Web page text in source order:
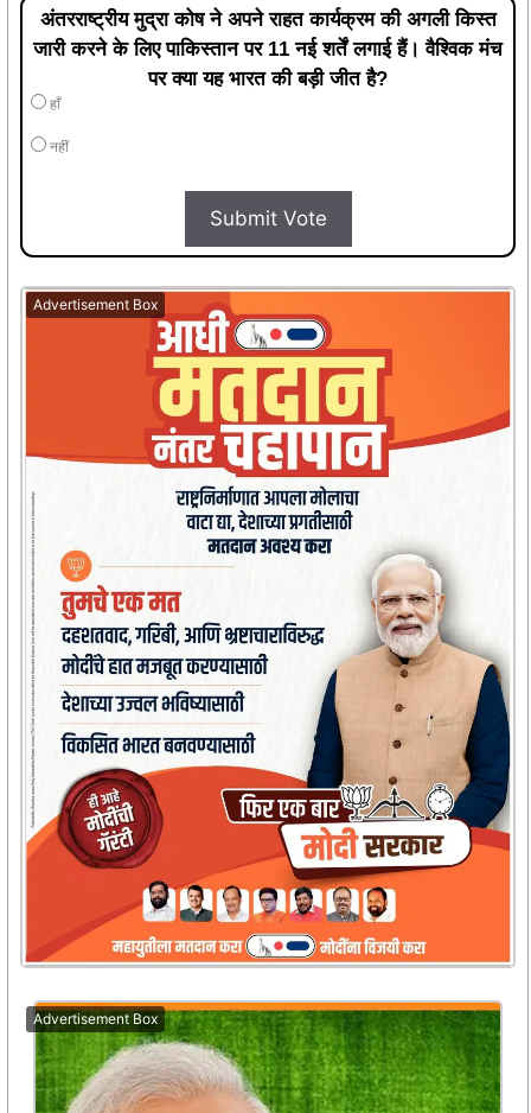
अंतरराष्ट्रीय मुद्रा कोष ने अपने राहत कार्यक्रम की अगली किस्त
जारी करने के लिए पाकिस्तान पर 11 नई शर्तें लगाई हैं। वैश्विक मंच
पर क्या यह भारत की बड़ी जीत है?
हाँ
नहीं
Submit Vote
Advertisement Box
Advertisement Box